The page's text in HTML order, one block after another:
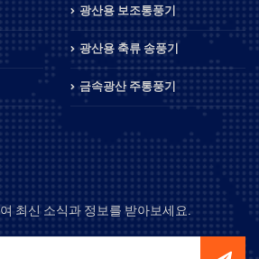
광산용 보조통풍기
광산용 축류 송풍기
금속광산 주통풍기
최신 소식과 정보를 받아보세요.